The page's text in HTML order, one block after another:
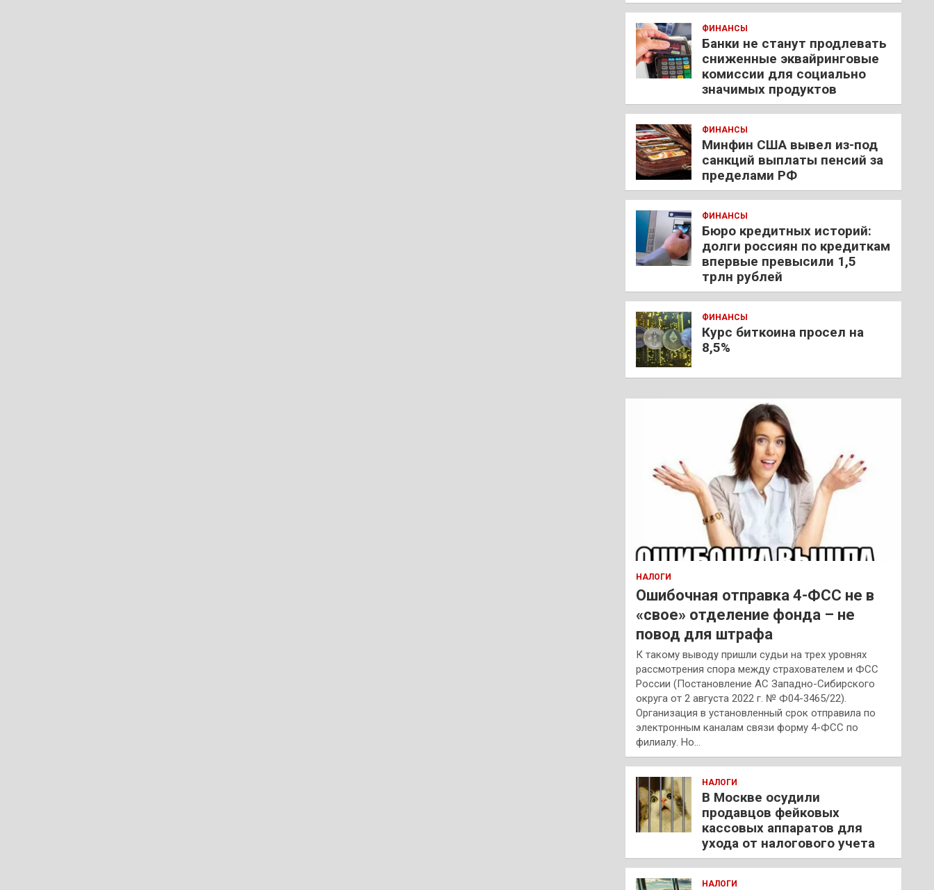
ФИНАНСЫ
Банки не станут продлевать
сниженные эквайринговые
комиссии для социально
значимых продуктов
ФИНАНСЫ
Минфин США вывел из-под
санкций выплаты пенсий за
пределами РФ
ФИНАНСЫ
Бюро кредитных историй:
долги россиян по кредиткам
впервые превысили 1,5
трлн рублей
ФИНАНСЫ
Курс биткоина просел на
8,5%
НАЛОГИ
Ошибочная отправка 4-ФСС не в
«свое» отделение фонда – не
повод для штрафа
К такому выводу пришли судьи на трех уровнях
рассмотрения спора между страхователем и ФСС
России (Постановление АС Западно-Сибирского
округа от 2 августа 2022 г. № Ф04-3465/22).
Организация в установленный срок отправила по
электронным каналам связи форму 4-ФСС по
филиалу. Но…
НАЛОГИ
В Москве осудили
продавцов фейковых
кассовых аппаратов для
ухода от налогового учета
НАЛОГИ